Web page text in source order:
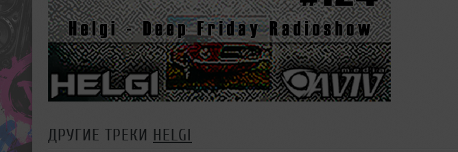
ДРУГИЕ ТРЕКИ HELGI